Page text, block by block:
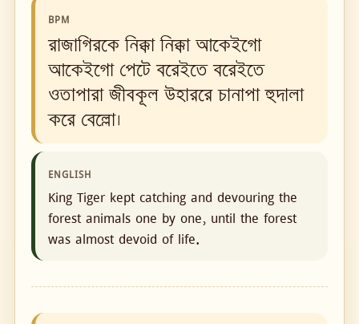
BPM
রাজাগিরকে নিক্কা নিক্কা আকেইগো
আকেইগো পেটে বরেইতে বরেইতে
ওতাপারা জীবকূল উহাররে চানাপা হুদালা
করে বেল্লো।
ENGLISH
King Tiger kept catching and devouring the
forest animals one by one, until the forest
was almost devoid of life.